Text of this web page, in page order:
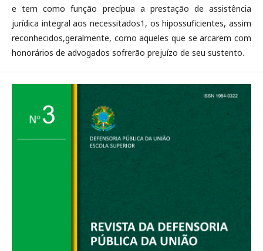
e tem como função precípua a prestação de assistência
jurídica integral aos necessitados1, os hipossuficientes, assim
reconhecidos,geralmente, como aqueles que se arcarem com
honorários de advogados sofrerão prejuízo de seu sustento.